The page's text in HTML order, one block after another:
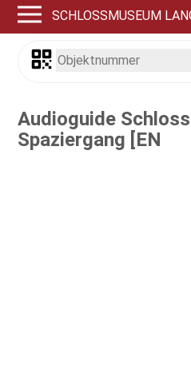
SCHLOSSMUSEUM
Audioguide
Spaziergang [EN